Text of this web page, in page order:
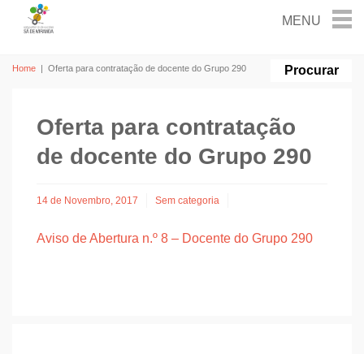
Home | Oferta para contratação de docente do Grupo 290
Oferta para contratação
de docente do Grupo 290
14 de Novembro, 2017 Sem categoria
Aviso de Abertura n.º 8 – Docente do Grupo 290